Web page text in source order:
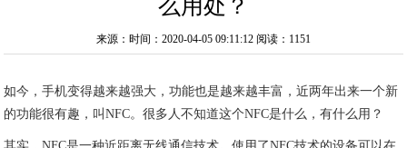
么用处？
来源：时间：2020-04-05 09:11:12 阅读：1151
如今，手机变得越来越强大，功能也是越来越丰富，近两年出来一个新
的功能很有趣，叫NFC。很多人不知道这个NFC是什么，有什么用？